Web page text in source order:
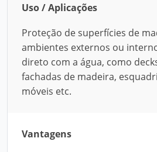
Uso / Aplicações
Proteção de superfícies de
ambientes externos ou
direto com a água, como
fachadas de madeira,
móveis etc.
Vantagens